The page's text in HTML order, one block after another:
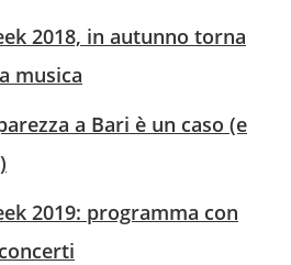
2018, in autunno torna
musica
a Bari è un caso (e
2019: programma con